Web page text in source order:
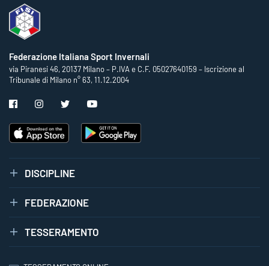
Federazione Italiana Sport Invernali
via Piranesi 46, 20137 Milano – P.IVA e C.F. 05027640159 – Iscrizione al
Tribunale di Milano n° 63, 11.12.2004
DISCIPLINE
FEDERAZIONE
TESSERAMENTO